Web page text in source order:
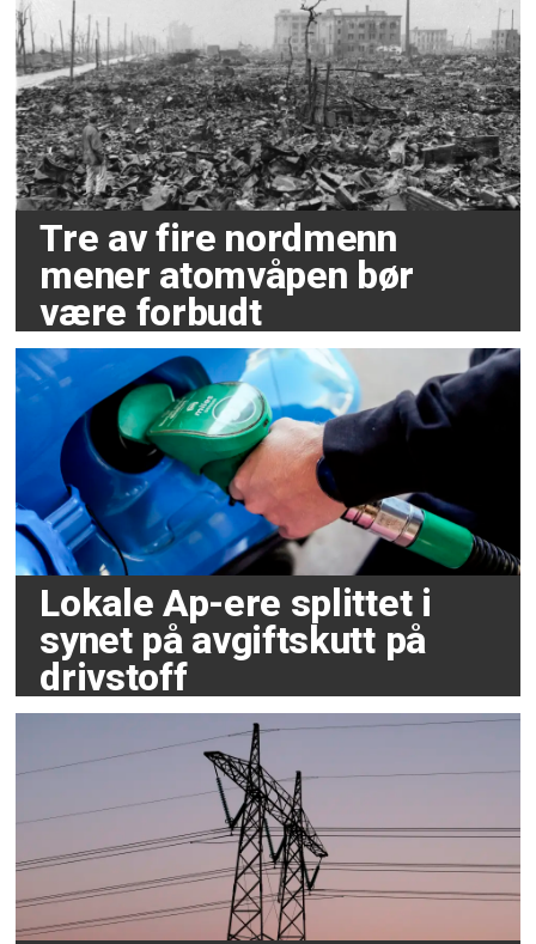
Tre av fire nordmenn
mener atomvåpen bør
være forbudt
Lokale Ap-ere splittet i
synet på avgiftskutt på
drivstoff